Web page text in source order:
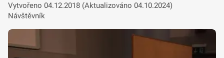
Vytvořeno 04.12.2018 (Aktualizováno 04.10.2024)
Návštěvník